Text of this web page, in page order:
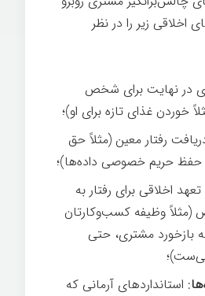
زیر را در نظر
در نهایت برای شخص
خوردن غذای تازه برای او)؛
رفتار معین (مثلاً حق
حفظ حریم خصوصی داده‌ها)؛
اخلاقی برای رفتار به
(مثلاً وظیفه کسب‌وکارتان
بازخورد مشتری، حتی
: استانداردهای آرمانی که